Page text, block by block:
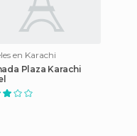
en Karachi
Plaza Karachi